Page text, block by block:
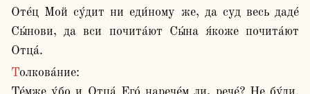
Оте́ц Мой су́дит ни еди́ному же, да суд весь даде́
Сы́нови, да вси почита́ют Сы́на я́коже почита́ют
Отца́.
Толкова́ние: